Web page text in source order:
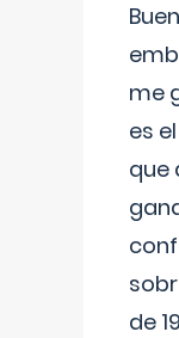
me
es
que
de